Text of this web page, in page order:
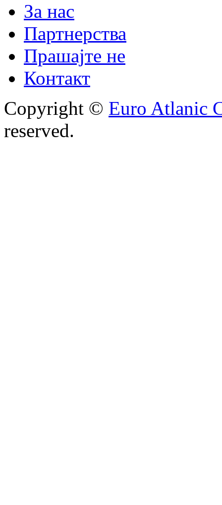
За нас
Партнерства
Прашајте не
Контакт
Copyright © Euro Atlanic
reserved.